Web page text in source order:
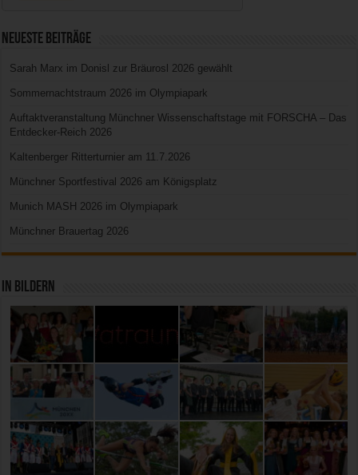
Neueste Beiträge
Sarah Marx im Donisl zur Bräurosl 2026 gewählt
Sommernachtstraum 2026 im Olympiapark
Auftaktveranstaltung Münchner Wissenschaftstage mit FORSCHA – Das
Entdecker-Reich 2026
Kaltenberger Ritterturnier am 11.7.2026
Münchner Sportfestival 2026 am Königsplatz
Munich MASH 2026 im Olympiapark
Münchner Brauertag 2026
In Bildern